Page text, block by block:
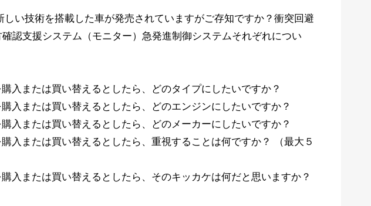
しい技術を搭載した車が発売されていますがご存知ですか？衝突回避
認支援システム（モニター）急発進制御システムそれぞれについ
入または買い替えるとしたら、どのタイプにしたいですか？
入または買い替えるとしたら、どのエンジンにしたいですか？
入または買い替えるとしたら、どのメーカーにしたいですか？
入または買い替えるとしたら、重視することは何ですか？ （最大５
入または買い替えるとしたら、そのキッカケは何だと思いますか？